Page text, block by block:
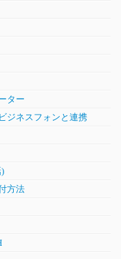
ター
ジネスフォンと連携
方法